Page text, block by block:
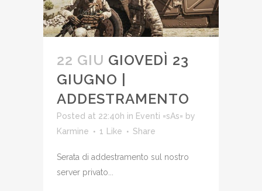
22 GIU GIOVEDÌ 23
GIUGNO |
ADDESTRAMENTO
Posted at 22:40h in Eventi =sAs= by
Karmine
1 Like Share
Serata di addestramento sul nostro
server privato...